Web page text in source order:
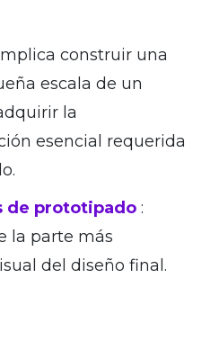
construir una
escala de un
la
esencial requerida
de prototipado :
la parte más
del diseño final.